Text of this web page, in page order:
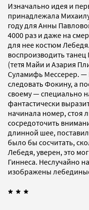
Изначально идея и
принадлежала
году для Анны
4000 раз и даже на
для нее костюм
воспроизводить
(тетя Майи и Азария
Суламифь Мессерер. —
следовать Фокину, а
своему — специально
фантастически
начинала номер, стоя
сосредоточить
длинной шее,
было бы сосчитать,
Лебедя, уверен, это
Гиннеса. Неслучайно
изображены
* * *